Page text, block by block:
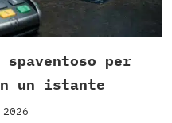
per
un istante